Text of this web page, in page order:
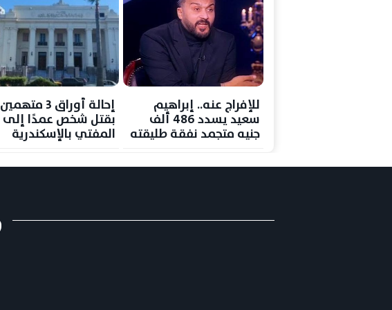
للإفراج عنه.. إبراهيم
سعيد يسدد 486 ألف
جنيه متجمد نفقة طليقته
إحالة أوراق 3 متهمين
بقتل شخص عمدًا إلى
المفتي بالإسكندرية